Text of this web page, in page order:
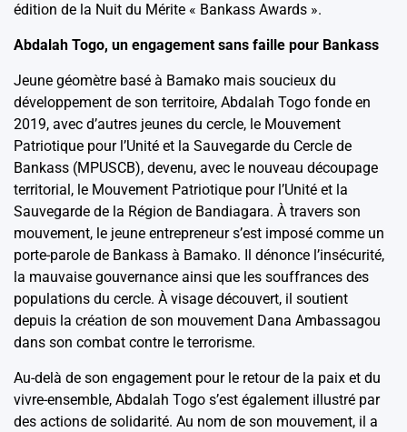
édition de la Nuit du Mérite « Bankass Awards ».
Abdalah Togo, un engagement sans faille pour Bankass
Jeune géomètre basé à Bamako mais soucieux du
développement de son territoire, Abdalah Togo fonde en
2019, avec d’autres jeunes du cercle, le Mouvement
Patriotique pour l’Unité et la Sauvegarde du Cercle de
Bankass (MPUSCB), devenu, avec le nouveau découpage
territorial, le Mouvement Patriotique pour l’Unité et la
Sauvegarde de la Région de Bandiagara. À travers son
mouvement, le jeune entrepreneur s’est imposé comme un
porte-parole de Bankass à Bamako. Il dénonce l’insécurité,
la mauvaise gouvernance ainsi que les souffrances des
populations du cercle. À visage découvert, il soutient
depuis la création de son mouvement Dana Ambassagou
dans son combat contre le terrorisme.
Au-delà de son engagement pour le retour de la paix et du
vivre-ensemble, Abdalah Togo s’est également illustré par
des actions de solidarité. Au nom de son mouvement, il a